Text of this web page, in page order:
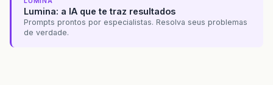
Lumina: a IA que te traz resultados
Prompts prontos por especialistas. Resolva seus problemas
de verdade.